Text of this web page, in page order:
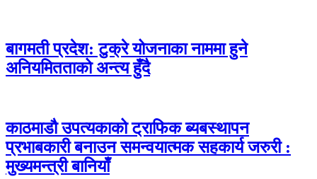
बागमती प्रदेश: टुक्रे योजनाका नाममा हुने
अनियमितताको अन्त्य हुँदै
काठमाडौ उपत्यकाको ट्राफिक ब्यबस्थापन
प्रभाबकारी बनाउन समन्वयात्मक सहकार्य जरुरी :
मुख्यमन्त्री बानियाँ